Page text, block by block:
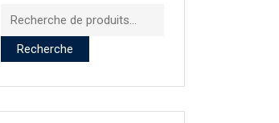
Recherche
pour :
Recherche